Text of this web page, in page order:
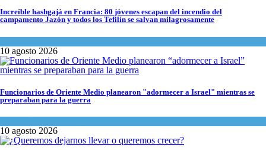
Increíble hashgajá en Francia: 80 jóvenes escapan del incendio del
campamento Jazón y todos los Tefilín se salvan milagrosamente
10 agosto 2026
Funcionarios de Oriente Medio planearon "adormecer a Israel" mientras se
preparaban para la guerra
10 agosto 2026